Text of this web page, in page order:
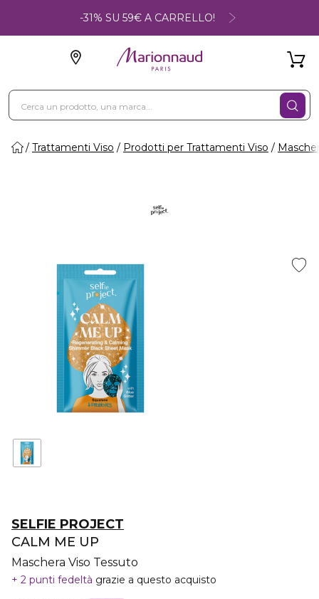
-31% SU 59€ A CARRELLO!
Trattamenti Viso Prodotti per Trattamenti Viso
SELFIE PROJECT
CALM ME UP
Maschera Viso Tessuto
2 punti fedeltà grazie a questo acquisto